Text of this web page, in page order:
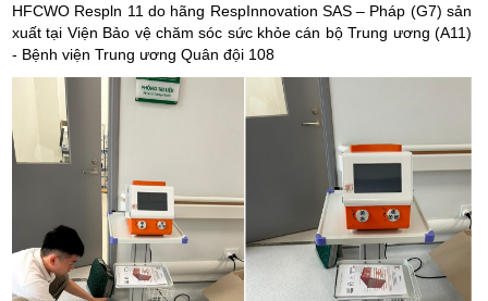
HFCWO Respln 11 do hãng RespInnovation SAS – Pháp (G7) sản
xuất tại Viện Bảo vệ chăm sóc sức khỏe cán bộ Trung ương (A11)
- Bệnh viện Trung ương Quân đội 108